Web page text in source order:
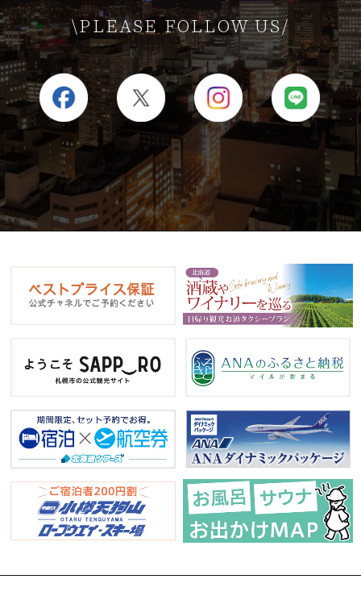
\PLEASE FOLLOW US/